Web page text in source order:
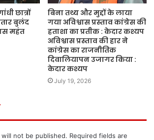
छात्रों
बुलंद
महंत
बिना तथ्य और मुद्दों के लाया
गया अविश्वास प्रस्ताव कांग्रेस की
हताशा का प्रतीक : केदार कश्यप
अविश्वास प्रस्ताव की हार ने
कांग्रेस का राजनीतिक
दिवालियापन उजागर किया :
केदार कश्यप
July 19, 2026
not be published. Required fields are